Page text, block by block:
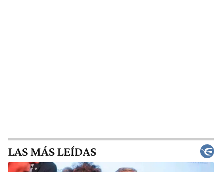
LAS MÁS LEÍDAS